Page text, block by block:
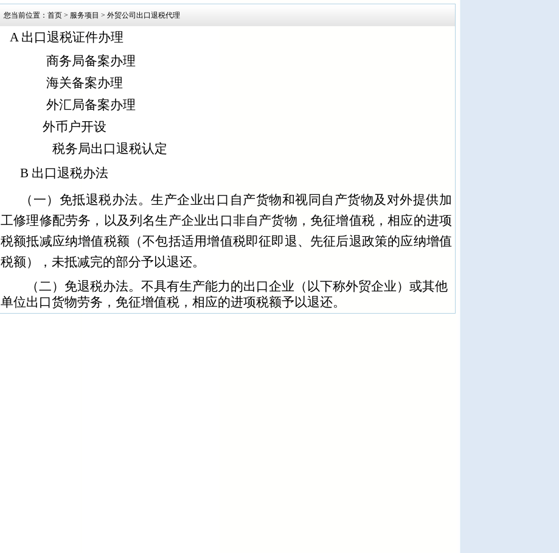
您当前位置： 首页 > 服务项目 > 外贸公司出口退税代理
A 出口退税证件办理
商务局备案办理
海关备案办理
外汇局备案办理
外币户开设
税务局出口退税认定
B 出口退税办法
（一）免抵退税办法。生产企业出口自产货物和视同自产货物及对外提供加
工修理修配劳务，以及列名生产企业出口非自产货物，免征增值税，相应的进项
税额抵减应纳增值税额（不包括适用增值税即征即退、先征后退政策的应纳增值
税额），未抵减完的部分予以退还。
（二）免退税办法。不具有生产能力的出口企业（以下称外贸企业）或其他
单位出口货物劳务，免征增值税，相应的进项税额予以退还。